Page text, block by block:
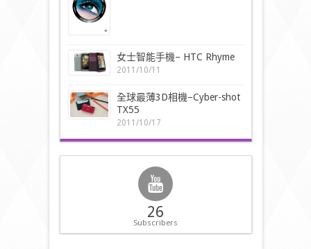
女士智能手機– HTC Rhyme
2011/10/11
全球最薄3D相機–Cyber-shot
TX55
2011/10/17
26
Subscribers